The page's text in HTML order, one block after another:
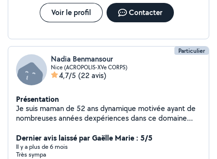
Voir le profil Contacter
Particulier
Nadia Benmansour
Nice (ACROPOLIS-XVe CORPS)
4,7/5 (22 avis)
Présentation
Je suis maman de 52 ans dynamique motivée ayant de
nombreuses années dexpériences dans ce domaine
disposition pour amples renseignements
Dernier avis laissé par Gaëlle Marie : 5/5
Il y a plus de 6 mois
Très sympa